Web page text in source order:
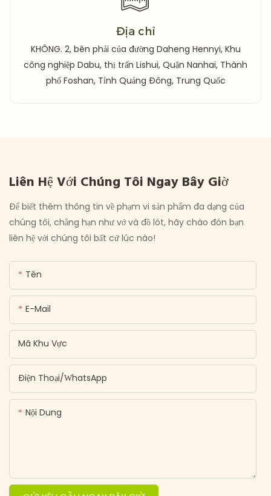
Địa chỉ
KHÔNG. 2, bên phải của đường Daheng Hennyi, Khu
công nghiệp Dabu, thị trấn Lishui, Quận Nanhai, Thành
phố Foshan, Tỉnh Quảng Đông, Trung Quốc
Liên Hệ Với Chúng Tôi Ngay Bây Giờ
Để biết thêm thông tin về phạm vi sản phẩm đa dạng của
chúng tôi, chẳng hạn như vớ và đồ lót, hãy chào đón bạn
liên hệ với chúng tôi bất cứ lúc nào!
Tên
E-Mail
Mã Khu Vực
Điện Thoại/WhatsApp
Nội Dung